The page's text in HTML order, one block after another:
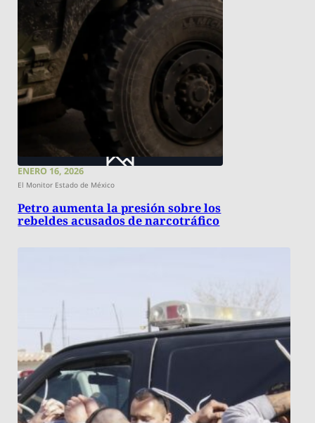
ENERO 16, 2026
El Monitor Estado de México
Petro aumenta la presión sobre los
rebeldes acusados de narcotráfico